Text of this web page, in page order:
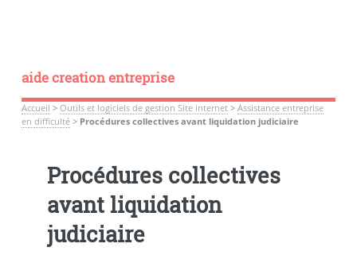
aide creation entreprise
Accueil > Outils et logiciels de gestion Site internet> Assistance entreprise
en difficulté> Procédures collectives avant liquidation judiciaire
Procédures collectives
avant liquidation
judiciaire